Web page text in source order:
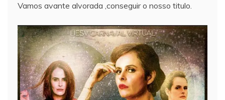
Vamos avante alvorada ,conseguir o nosso titulo.